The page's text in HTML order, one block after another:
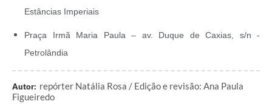
Estâncias Imperiais
Praça Irmã Maria Paula – av. Duque de Caxias, s/n -
Petrolândia
Autor: repórter Natália Rosa / Edição e revisão: Ana Paula
Figueiredo